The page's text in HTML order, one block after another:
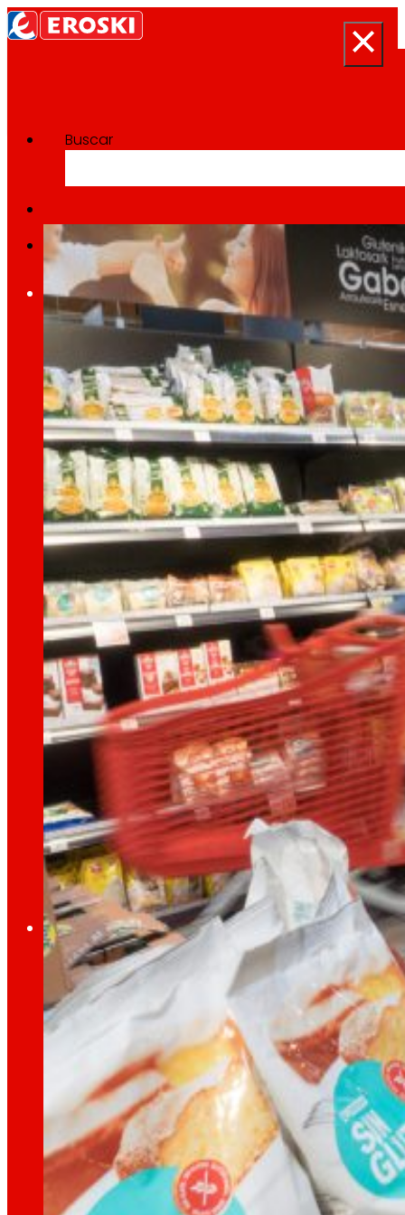
Buscar
Inicio
Quiénes somos
SomosEROSKI
Así somos
Todo nuestro ADN: un viaje por la misión, la
Cooperativa
Somos por y para las personas. Descubre
Fundación
A través de nuestra Fundación impulsamos
Compromisos
Compromisos EROSKI
Fomentamos la alimentación